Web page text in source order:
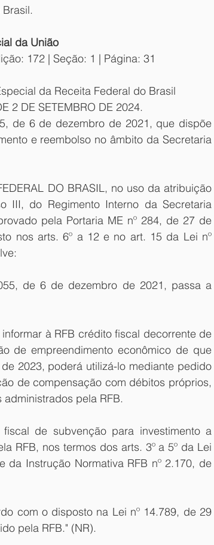
da União
172 | Seção: 1 | Página: 31
da Receita Federal do Brasil
2 DE SETEMBRO DE 2024.
de 6 de dezembro de 2021, que dispõe
e reembolso no âmbito da Secretaria
DO BRASIL, no uso da atribuição
III, do Regimento Interno da Secretaria
pela Portaria ME nº 284, de 27 de
nos arts. 6º a 12 e no art. 15 da Lei nº
de 6 de dezembro de 2021, passa a
à RFB crédito fiscal decorrente de
de empreendimento econômico de que
2023, poderá utilizá-lo mediante pedido
de compensação com débitos próprios,
pela RFB.
de subvenção para investimento a
RFB, nos termos dos arts. 3º a 5º da Lei
Instrução Normativa RFB nº 2.170, de
com o disposto na Lei nº 14.789, de 29
pela RFB." (NR).